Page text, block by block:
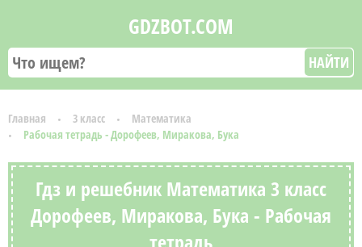
GDZBOT.COM
НАЙТИ
Главная 3 класс
Математика
Рабочая тетрадь - Дорофеев, Миракова, Бука
Гдз и решебник Математика 3 класс
Дорофеев, Миракова, Бука - Рабочая